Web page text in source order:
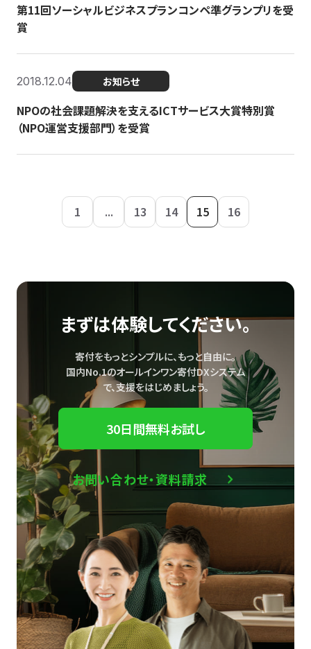
第11回ソーシャルビジネスプランコンペ準グランプリを受
賞
2018.12.04 お知らせ
NPOの社会課題解決を支えるICTサービス大賞特別賞
（NPO運営支援部門）を受賞
1 ... 13 14 15 16
まずは体験してください。
寄付をもっとシンプルに、もっと自由に。
国内No.1のオールインワン寄付DXシステム
で、支援をはじめましょう。
30日間無料お試し
お問い合わせ・資料請求